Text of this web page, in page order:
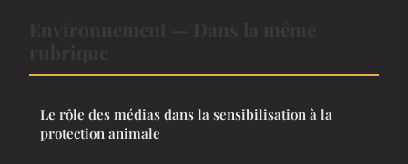
Le rôle des médias dans la sensibilisation à la
protection animale